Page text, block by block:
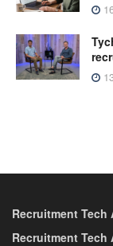
Recruitment Tech
Recruitment Tech